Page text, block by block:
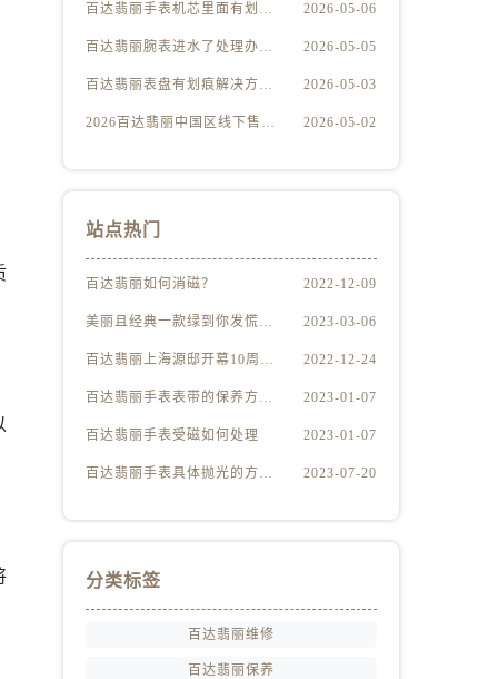
百达翡丽手表机芯里面有划痕处理方法详解 2026-05-06
百达翡丽腕表进水了处理办法是什么 2026-05-05
百达翡丽表盘有划痕解决方法推荐 2026-05-03
2026百达翡丽中国区线下售后服务网点升级优化公告（最新电话及地址） 2026-05-02
站点热门
百达翡丽如何消磁？ 2022-12-09
美丽且经典一款绿到你发慌的百达翡丽腕表 2023-03-06
百达翡丽上海源邸开幕10周年展“与时间同源” 2022-12-24
百达翡丽手表表带的保养方法有哪些？ 2023-01-07
百达翡丽手表受磁如何处理 2023-01-07
百达翡丽手表具体抛光的方法（百达翡丽手表抛光的正确方法） 2023-07-20
分类标签
百达翡丽维修
百达翡丽保养